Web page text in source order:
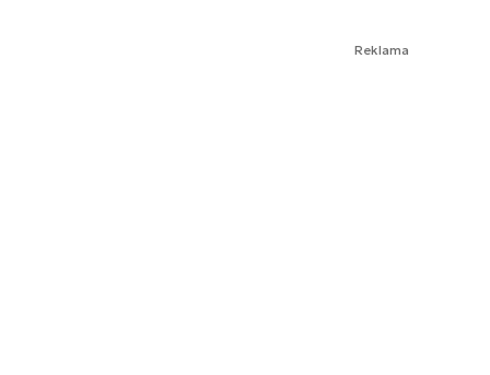
Reklama